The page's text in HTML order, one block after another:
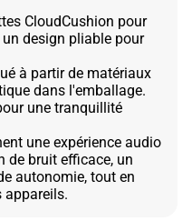
CloudCushion pour
design pliable pour
à partir de matériaux
dans l'emballage.
une tranquillité
une expérience audio
de bruit efficace, un
autonomie, tout en